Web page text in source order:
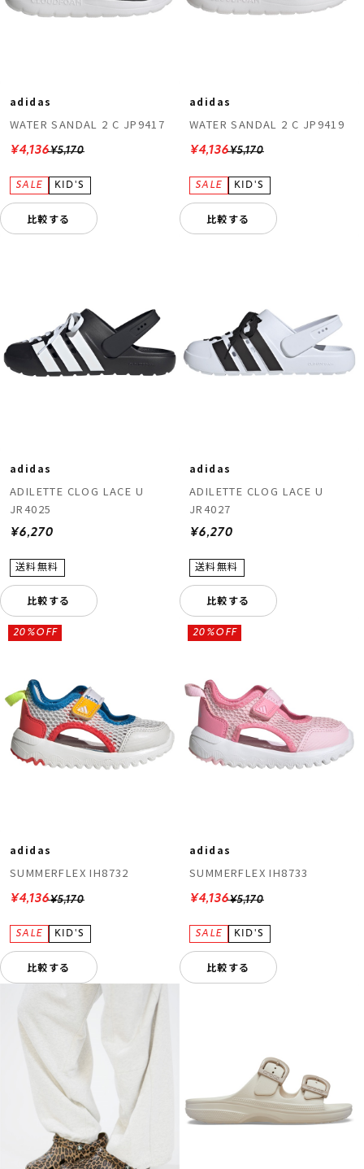
adidas
WATER SANDAL 2 C JP9417
¥5,170
¥4,136
比較する
adidas
WATER SANDAL 2 C JP9419
¥5,170
¥4,136
比較する
adidas
ADILETTE CLOG LACE U
JR4025
¥6,270
比較する
adidas
ADILETTE CLOG LACE U
JR4027
¥6,270
比較する
adidas
SUMMERFLEX IH8732
¥5,170
20%OFF
¥4,136
比較する
adidas
SUMMERFLEX IH8733
¥5,170
20%OFF
¥4,136
比較する